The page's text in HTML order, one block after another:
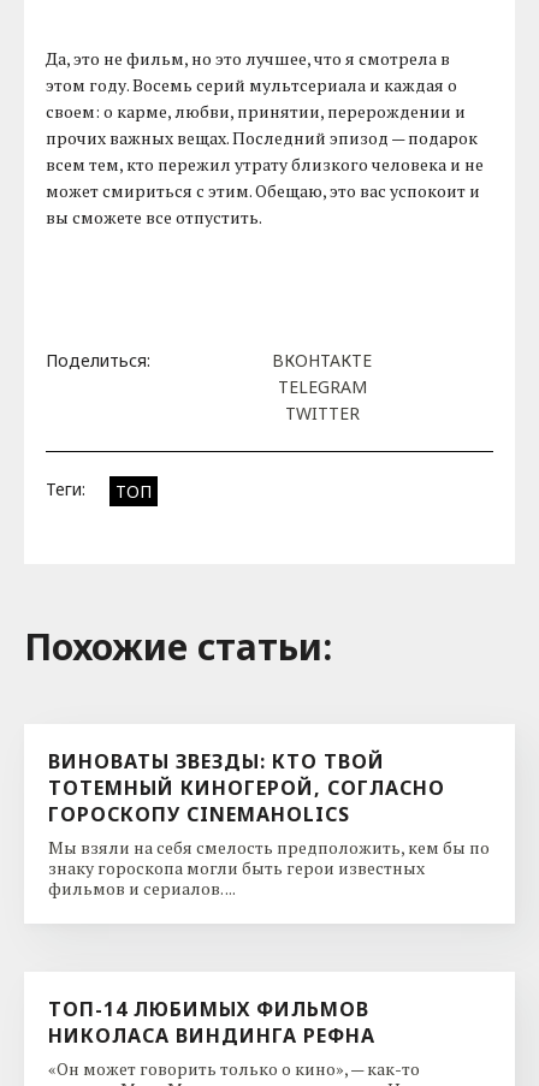
Да, это не фильм, но это лучшее, что я смотрела в
этом году. Восемь серий мультсериала и каждая о
своем: о карме, любви, принятии, перерождении и
прочих важных вещах. Последний эпизод — подарок
всем тем, кто пережил утрату близкого человека и не
может смириться с этим. Обещаю, это вас успокоит и
вы сможете все отпустить.
Поделиться:
ВКОНТАКТЕ
TELEGRAM
TWITTER
Теги: ТОП
Похожие cтатьи:
ВИНОВАТЫ ЗВЕЗДЫ: КТО ТВОЙ
ТОТЕМНЫЙ КИНОГЕРОЙ, СОГЛАСНО
ГОРОСКОПУ CINEMAHOLICS
Мы взяли на себя смелость предположить, кем бы по
знаку гороскопа могли быть герои известных
фильмов и сериалов. ...
ТОП-14 ЛЮБИМЫХ ФИЛЬМОВ
НИКОЛАСА ВИНДИНГА РЕФНА
«Он может говорить только о кино», — как-то